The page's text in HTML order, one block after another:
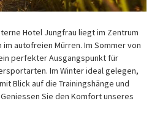
Hotel Jungfrau liegt im Zentrum
im autofreien Mürren. Im Sommer von
perfekter Ausgangspunkt für
Im Winter ideal gelegen,
Blick auf die Trainingshänge und
Sie den Komfort unseres